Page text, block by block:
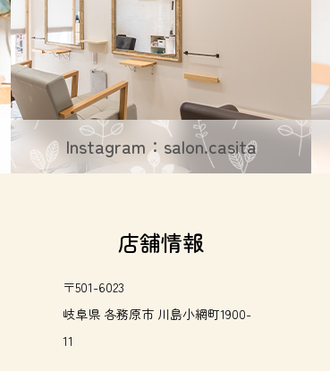
Instagram：salon.casita
店舗情報
〒501-6023
岐阜県 各務原市 川島小網町1900-
11